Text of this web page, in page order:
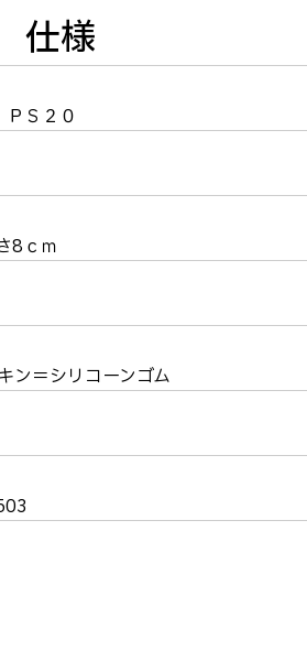
仕様
Ｓ２０
8ｃｍ
ン＝シリコーンゴム